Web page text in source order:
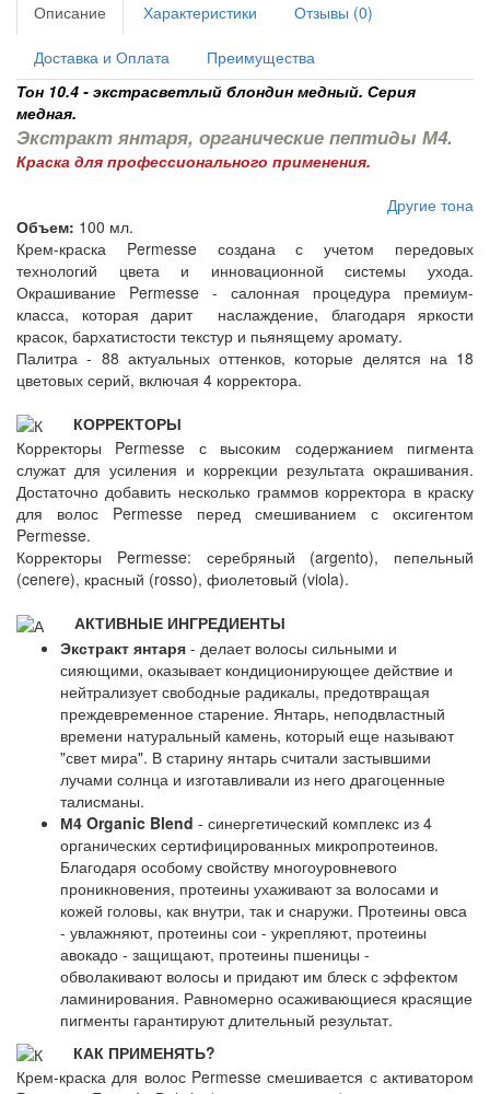
Описание Характеристики Отзывы (0)
Доставка и Оплата
Преимущества
Тон 10.4 - экстрасветлый блондин медный. Серия
медная.
Экстракт янтаря, органические пептиды М4.
Краска для профессионального применения.
Другие тона
Объем: 100 мл.
Крем-краска Permesse создана с учетом передовых
технологий цвета и инновационной системы ухода.
Окрашивание Permesse - салонная процедура премиум-
класса, которая дарит наслаждение, благодаря яркости
красок, бархатистости текстур и пьянящему аромату.
Палитра - 88 актуальных оттенков, которые делятся на 18
цветовых серий, включая 4 корректора.
КОРРЕКТОРЫ
Корректоры Permesse с высоким содержанием пигмента
служат для усиления и коррекции результата окрашивания.
Достаточно добавить несколько граммов корректора в краску
для волос Permesse перед смешиванием с оксигентом
Permesse.
Корректоры Permesse: серебряный (argento), пепельный
(cenere), красный (rosso), фиолетовый (viola).
АКТИВНЫЕ ИНГРЕДИЕНТЫ
Экстракт янтаря - делает волосы сильными и
сияющими, оказывает кондиционирующее действие и
нейтрализует свободные радикалы, предотвращая
преждевременное старение. Янтарь, неподвластный
времени натуральный камень, который еще называют
"свет мира". В старину янтарь считали застывшими
лучами солнца и изготавливали из него драгоценные
талисманы.
М4 Organic Blend - синергетический комплекс из 4
органических сертифицированных микропротеинов.
Благодаря особому свойству многоуровневого
проникновения, протеины ухаживают за волосами и
кожей головы, как внутри, так и снаружи. Протеины овса
- увлажняют, протеины сои - укрепляют, протеины
авокадо - защищают, протеины пшеницы -
обволакивают волосы и придают им блеск с эффектом
ламинирования. Равномерно осаживающиеся красящие
пигменты гарантируют длительный результат.
КАК ПРИМЕНЯТЬ?
Крем-краска для волос Permesse смешивается с активатором